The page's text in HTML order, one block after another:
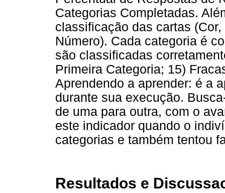
Categorias Completadas.
classificação das cartas
Número). Cada categoria é
são classificadas
Primeira Categoria; 15)
Aprendendo a aprender: é a
durante sua execução.
de uma para outra, com o
este indicador quando o
categorias e também tentou
Resultados e